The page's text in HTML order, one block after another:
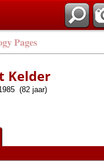
Pages
Kelder
(82 jaar)